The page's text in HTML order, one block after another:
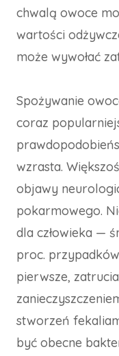
chwalą owoce
wartości
może wywołać
Spożywanie
coraz
wzrasta.
objawy
pokarmowego.
dla człowieka —
proc.
pierwsze,
stworzeń
być obecne